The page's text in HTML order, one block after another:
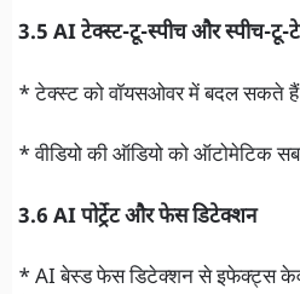
3.5 AI टेक्स्ट-टू-स्पीच और स्पीच-टू-
* टेक्स्ट को वॉयसओवर में बदल सकते
* वीडियो की ऑडियो को ऑटोमेटिक
3.6 AI पोर्ट्रेट और फेस डिटेक्शन
* AI बेस्ड फेस डिटेक्शन से इफेक्ट्स